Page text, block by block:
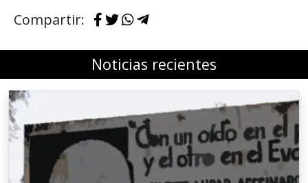
Compartir:
Noticias recientes